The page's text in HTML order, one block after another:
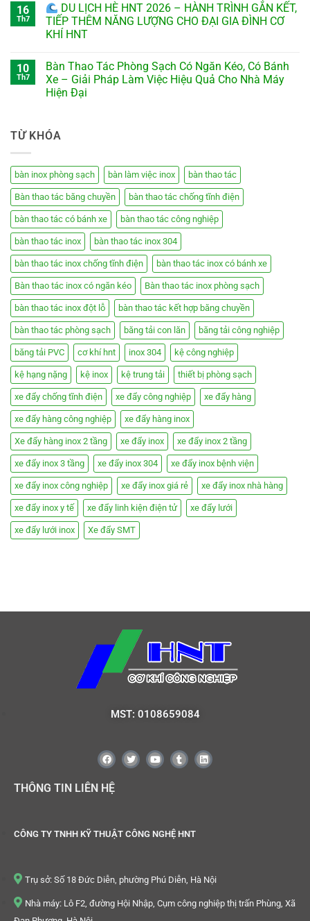
16
Th7
DU LỊCH HÈ HNT 2026 – HÀNH TRÌNH GẮN KẾT,
TIẾP THÊM NĂNG LƯỢNG CHO ĐẠI GIA ĐÌNH CƠ
KHÍ HNT
10
Th7
Bàn Thao Tác Phòng Sạch Có Ngăn Kéo, Có Bánh
Xe – Giải Pháp Làm Việc Hiệu Quả Cho Nhà Máy
Hiện Đại
TỪ KHÓA
bàn inox phòng sạch bàn làm việc inox bàn thao tác
Bàn thao tác băng chuyền bàn thao tác chống tĩnh điện
bàn thao tác có bánh xe bàn thao tác công nghiệp
bàn thao tác inox bàn thao tác inox 304
bàn thao tác inox chống tĩnh điện bàn thao tác inox có bánh xe
Bàn thao tác inox có ngăn kéo Bàn thao tác inox phòng sạch
bàn thao tác inox đột lỗ bàn thao tác kết hợp băng chuyền
bàn thao tác phòng sạch băng tải con lăn băng tải công nghiệp
băng tải PVC cơ khí hnt inox 304 kệ công nghiệp
kệ hạng nặng kệ inox kệ trung tải thiết bị phòng sạch
xe đẩy chống tĩnh điện xe đẩy công nghiệp xe đẩy hàng
xe đẩy hàng công nghiệp xe đẩy hàng inox
Xe đẩy hàng inox 2 tầng xe đẩy inox xe đẩy inox 2 tầng
xe đẩy inox 3 tầng xe đẩy inox 304 xe đẩy inox bệnh viện
xe đẩy inox công nghiệp xe đẩy inox giá rẻ xe đẩy inox nhà hàng
xe đẩy inox y tế xe đẩy linh kiện điện tử xe đẩy lưới
xe đẩy lưới inox Xe đẩy SMT
MST: 0108659084
THÔNG TIN LIÊN HỆ
CÔNG TY TNHH KỸ THUẬT CÔNG NGHỆ HNT
Trụ sở: Số 18 Đức Diễn, phường Phú Diễn, Hà Nội
Nhà máy: Lô F2, đường Hội Nhập, Cụm công nghiệp thị trấn Phùng, Xã